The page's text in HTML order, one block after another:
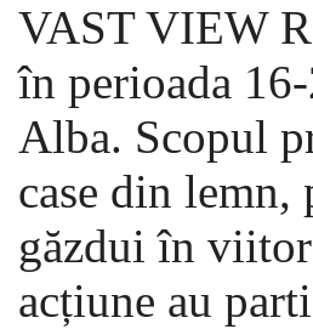
VAST VIEW
în perioada
Alba. Scopul
case din lemn,
găzdui în
acțiune au